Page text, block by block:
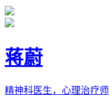
蒋蔚
精神科医生，心理治疗师